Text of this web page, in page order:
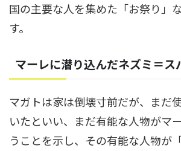
国の主要な人を集めた「お祭り」
す。
マーレに潜り込んだネズミ＝ス
マガトは家は倒壊寸前だが、まだ
いたといい、まだ有能な人物がマ
うことを示し、その有能な人物が